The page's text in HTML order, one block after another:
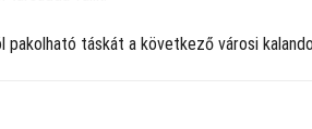
pakolható táskát a következő városi